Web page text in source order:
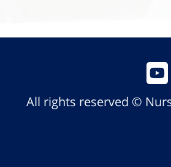
All rights reserved ©